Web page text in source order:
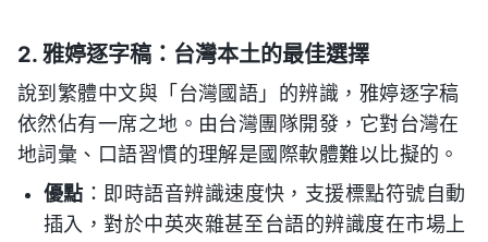
2. 雅婷逐字稿：台灣本土的最佳選擇
說到繁體中文與「台灣國語」的辨識，雅婷逐字稿
依然佔有一席之地。由台灣團隊開發，它對台灣在
地詞彙、口語習慣的理解是國際軟體難以比擬的。
優點 ：即時語音辨識速度快，支援標點符號自動
插入，對於中英夾雜甚至台語的辨識度在市場上